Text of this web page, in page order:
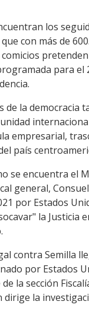
los
con más de
para el
de la democracia
empresarial,
país
se encuentra el
general,
por Estados
la Justicia
contra Semilla
por Estados
la sección
dirige la